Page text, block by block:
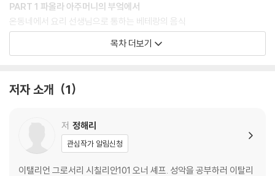
PART 1 파올라 아주머니의 부엌에서
온동네에서 요리 선생님으로 통하는 베테랑의 음식
방울토마토 피클, 양파초절임
이탈리아의 만둣국 토르텔리니
정통 레시피대로 생면 라자냐
페라라의 전통 음식 단호박카펠라치
밀가루 없이 초코케이크
영화 속 당근케이크
목차 더보기
저자 소개 1
저 정해리
관심작가 알림신청
이탤리언 그로서리 시칠리안101 오너 셰프. 성악을 공부하러 이탈리